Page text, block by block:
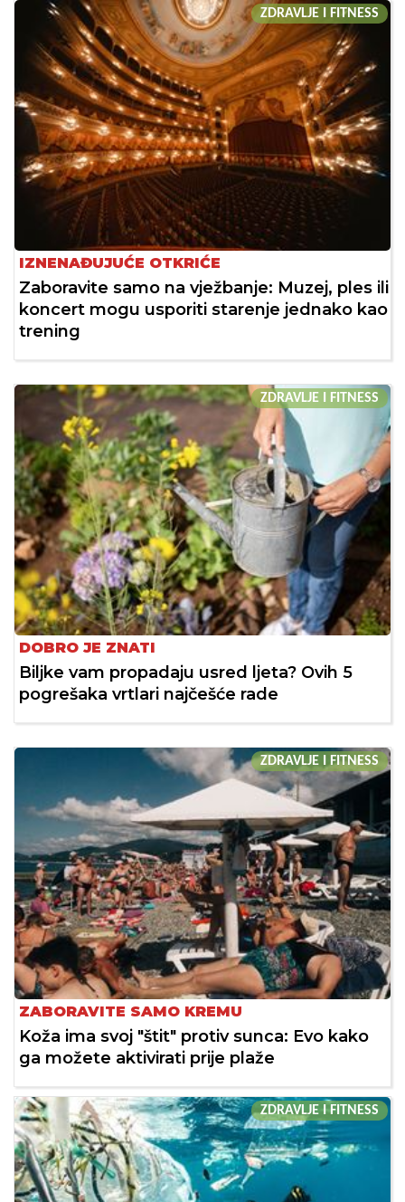
ZDRAVLJE I FITNESS
IZNENAĐUJUĆE OTKRIĆE
Zaboravite samo na vježbanje: Muzej, ples ili
koncert mogu usporiti starenje jednako kao
trening
ZDRAVLJE I FITNESS
DOBRO JE ZNATI
Biljke vam propadaju usred ljeta? Ovih 5
pogrešaka vrtlari najčešće rade
ZDRAVLJE I FITNESS
ZABORAVITE SAMO KREMU
Koža ima svoj "štit" protiv sunca: Evo kako
ga možete aktivirati prije plaže
ZDRAVLJE I FITNESS